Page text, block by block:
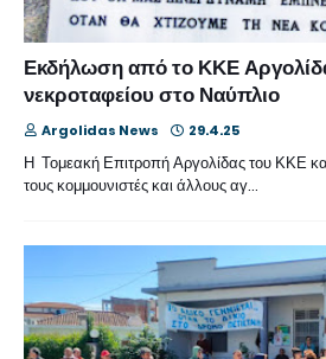
Εκδήλωση από το ΚΚΕ
νεκροταφείου στο Ναύπλιο
Argolidas News 29.4.25
Η Τομεακή Επιτροπή Αργολίδας του ΚΚΕ
τους κομμουνιστές και άλλους αγ…